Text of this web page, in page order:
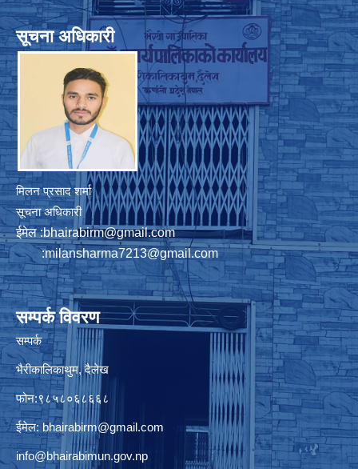
सूचना अधिकारी
मिलन प्रसाद शर्मा
सूचना अधिकारी
ईमेल :bhairabirm@gmail.com
:milansharma7213@gmail.com
सम्पर्क विवरण
सम्पर्क
भैरीकालिकाथुम, दैलेख
फोन:९८५८०६८६६८
ईमेल: bhairabirm@gmail.com
info@bhairabimun.gov.np